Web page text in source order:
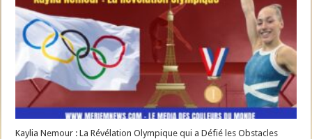
Kaylia Nemour : La Révélation Olympique qui a Défié les Obstacles